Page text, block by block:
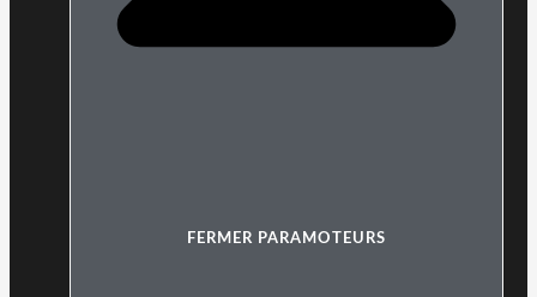
FERMER PARAMOTEURS